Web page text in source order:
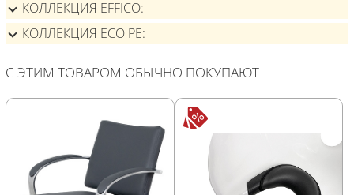
КОЛЛЕКЦИЯ EFFICO
КОЛЛЕКЦИЯ ECO PE
С ЭТИМ ТОВАРОМ ОБЫЧНО ПОКУПАЮТ